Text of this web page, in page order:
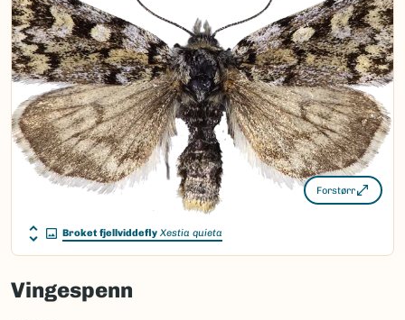
Forstørr
Broket fjellviddefly Xestia quieta
Vingespenn